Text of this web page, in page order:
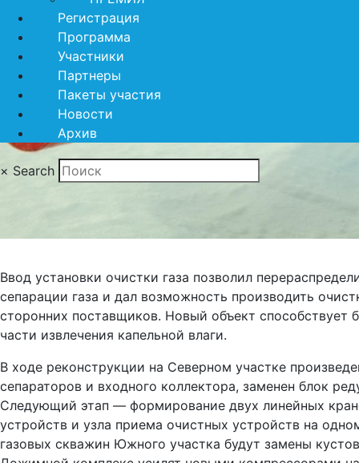
Регистрация
Программа
Участники
Партнеры
Пакеты участия
Новости
Архив
× Search
Ввод установки очистки газа позволил
сепарации газа и дал возможность производить
сторонних поставщиков. Новый объект способствует
части извлечения капельной влаги.
В ходе реконструкции на Северном участке
сепараторов и входного коллектора, заменен блок
Следующий этап — формирование двух линейных
устройств и узла приема очистных устройств на
газовых скважин Южного участка будут замены